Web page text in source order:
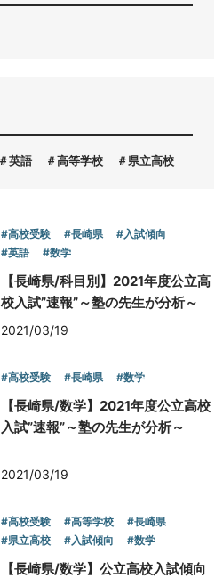
英語 高等学校 県立高校
#高校受験 #長崎県
#入試傾向
#英語
#数学
【長崎県/科目別】2021年度公立高
校入試”速報”～塾の先生が分析～
2021/03/19
#高校受験 #長崎県 #数学
【長崎県/数学】2021年度公立高校
入試”速報”～塾の先生が分析～
2021/03/19
#高校受験 #高等学校
#長崎県
#県立高校
#入試傾向 #数学
【長崎県/数学】公立高校入試傾向